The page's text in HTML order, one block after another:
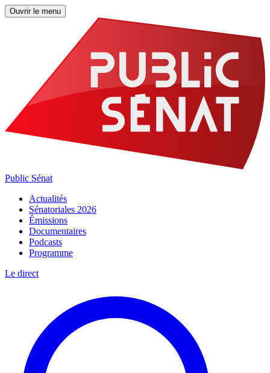
Ouvrir le menu
Public Sénat
Actualités
Sénatoriales 2026
Émissions
Documentaires
Podcasts
Programme
Le direct